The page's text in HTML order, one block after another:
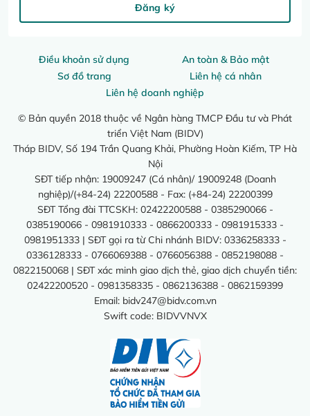
Điều khoản sử dụng
An toàn & Bảo mật
Sơ đồ trang
Liên hệ cá nhân
Liên hệ doanh nghiệp
© Bản quyền 2018 thuộc về Ngân hàng TMCP Đầu tư và Phát
triển Việt Nam (BIDV)
Tháp BIDV, Số 194 Trần Quang Khải, Phường Hoàn Kiếm, TP Hà
Nội
SĐT tiếp nhận: 19009247 (Cá nhân)/ 19009248 (Doanh
nghiệp)/(+84-24) 22200588 - Fax: (+84-24) 22200399
SĐT Tổng đài TTCSKH: 02422200588 - 0385290066 -
0385190066 - 0981910333 - 0866200333 - 0981915333 -
0981951333 | SĐT gọi ra từ Chi nhánh BIDV: 0336258333 -
0336128333 - 0766069388 - 0766056388 - 0852198088 -
0822150068 | SĐT xác minh giao dịch thẻ, giao dịch chuyển tiền:
02422200520 - 0981358335 - 0862136388 - 0862159399
Email: bidv247@bidv.com.vn
Swift code: BIDVVNVX
Đăng ký